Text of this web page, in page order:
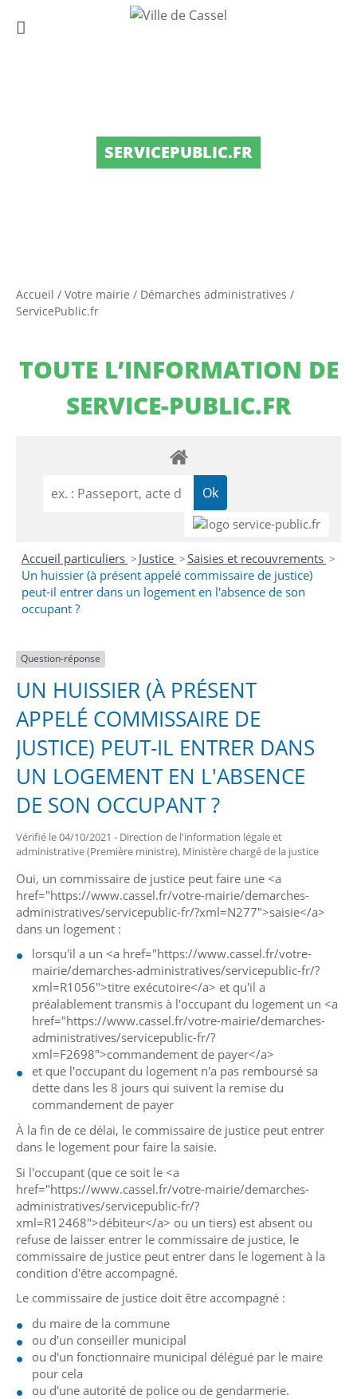
SERVICEPUBLIC.FR
Accueil / Votre mairie / Démarches administratives /
ServicePublic.fr
TOUTE L’INFORMATION DE
SERVICE-PUBLIC.FR
Accueil particuliers > Justice >Saisies et recouvrements >
Un huissier (à présent appelé commissaire de justice)
peut-il entrer dans un logement en l'absence de son
occupant ?
Question-réponse
UN HUISSIER (À PRÉSENT
APPELÉ COMMISSAIRE DE
JUSTICE) PEUT-IL ENTRER DANS
UN LOGEMENT EN L'ABSENCE
DE SON OCCUPANT ?
Vérifié le 04/10/2021 - Direction de l'information légale et
administrative (Première ministre), Ministère chargé de la justice
Oui, un commissaire de justice peut faire une <a
href="https://www.cassel.fr/votre-mairie/demarches-
administratives/servicepublic-fr/?xml=N277">saisie</a>
dans un logement :
lorsqu'il a un <a href="https://www.cassel.fr/votre-
mairie/demarches-administratives/servicepublic-fr/?
xml=R1056">titre exécutoire</a> et qu'il a
préalablement transmis à l'occupant du logement un <a
href="https://www.cassel.fr/votre-mairie/demarches-
administratives/servicepublic-fr/?
xml=F2698">commandement de payer</a>
et que l'occupant du logement n'a pas remboursé sa
dette dans les 8 jours qui suivent la remise du
commandement de payer
À la fin de ce délai, le commissaire de justice peut entrer
dans le logement pour faire la saisie.
Si l'occupant (que ce soit le <a
href="https://www.cassel.fr/votre-mairie/demarches-
administratives/servicepublic-fr/?
xml=R12468">débiteur</a> ou un tiers) est absent ou
refuse de laisser entrer le commissaire de justice, le
commissaire de justice peut entrer dans le logement à la
condition d'être accompagné.
Le commissaire de justice doit être accompagné :
du maire de la commune
ou d'un conseiller municipal
ou d'un fonctionnaire municipal délégué par le maire
pour cela
ou d'une autorité de police ou de gendarmerie.